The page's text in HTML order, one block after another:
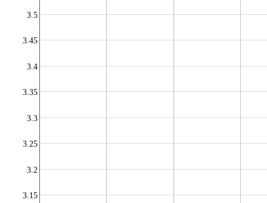
3.15
3.2
3.25
3.3
3.35
3.4
3.45
3.5